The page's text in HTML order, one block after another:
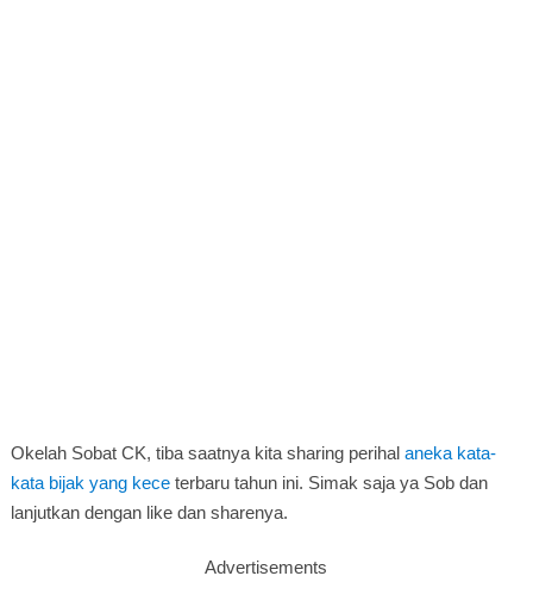
Okelah Sobat CK, tiba saatnya kita sharing perihal aneka kata-
kata bijak yang keceterbaru tahun ini. Simak saja ya Sob dan
lanjutkan dengan like dan sharenya.
Advertisements